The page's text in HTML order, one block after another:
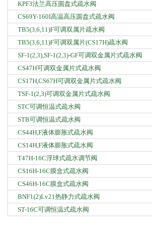
KPF3法兰高压圆盘式疏水阀
CS69Y-160I高温高压圆盘式疏水阀
TB5(3,6,11)F可调双属片疏水阀
TB5(3,6,11)F可调双属片(CS17H)疏水阀
SF-1(2,3),SF-1(2,3)-GF可调双金属片式疏水阀
CS47H可调双金属片式疏水阀
CS17H,CS67H可调双金属片式疏水阀
TSF-1(2,3)可调双金属片式疏水阀
STC可调恒温式疏水阀
STB可调恒温式疏水阀
CS44H,F液体膨胀式疏水阀
CS14H,F液体膨胀式疏水阀
T47H-16C浮球式疏水调节阀
CS16H-16C膜盒式疏水阀
CS46H-16C膜盒式疏水阀
BNF1(2)Lv21热静力式疏水阀
ST-16C可调恒温式疏水阀